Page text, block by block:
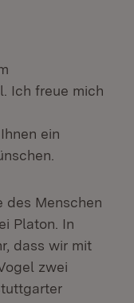
Ich freue mich
ein
des Menschen
Platon. In
dass wir mit
zwei